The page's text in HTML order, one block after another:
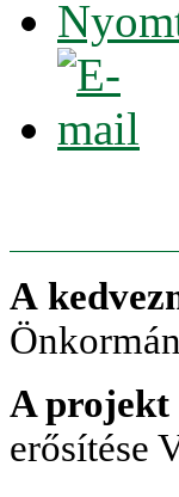
A
A projekt
erősítése